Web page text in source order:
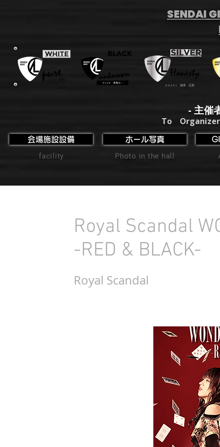
SENDAI
- 主催
To
会場施設設備
facility
ホール写真
Photo in the hall
Royal Scandal
-RED & BLACK-
Royal Scandal